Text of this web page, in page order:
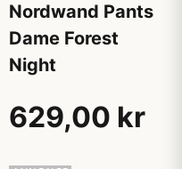
Nordwand Pants
Dame Forest
Night
629,00 kr